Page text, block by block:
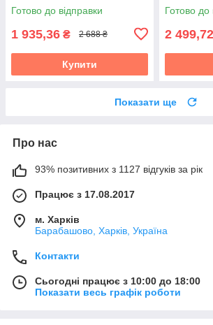
Готово до відправки
1 935,36 ₴ 2 688 ₴
Купити
Готово до
2 499,72
Показати ще
Про нас
93% позитивних з 1127 відгуків за рік
Працює з 17.08.2017
м. Харків
Барабашово, Харків, Україна
Контакти
Сьогодні працює з 10:00 до 18:00
Показати весь графік роботи